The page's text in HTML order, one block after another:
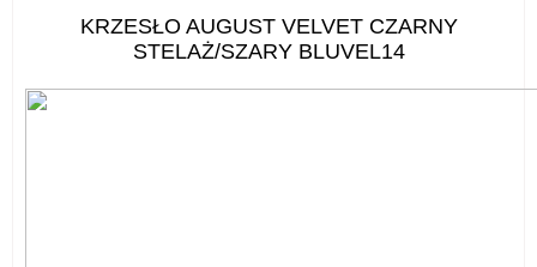
KRZESŁO AUGUST VELVET CZARNY
STELAŻ/SZARY BLUVEL14